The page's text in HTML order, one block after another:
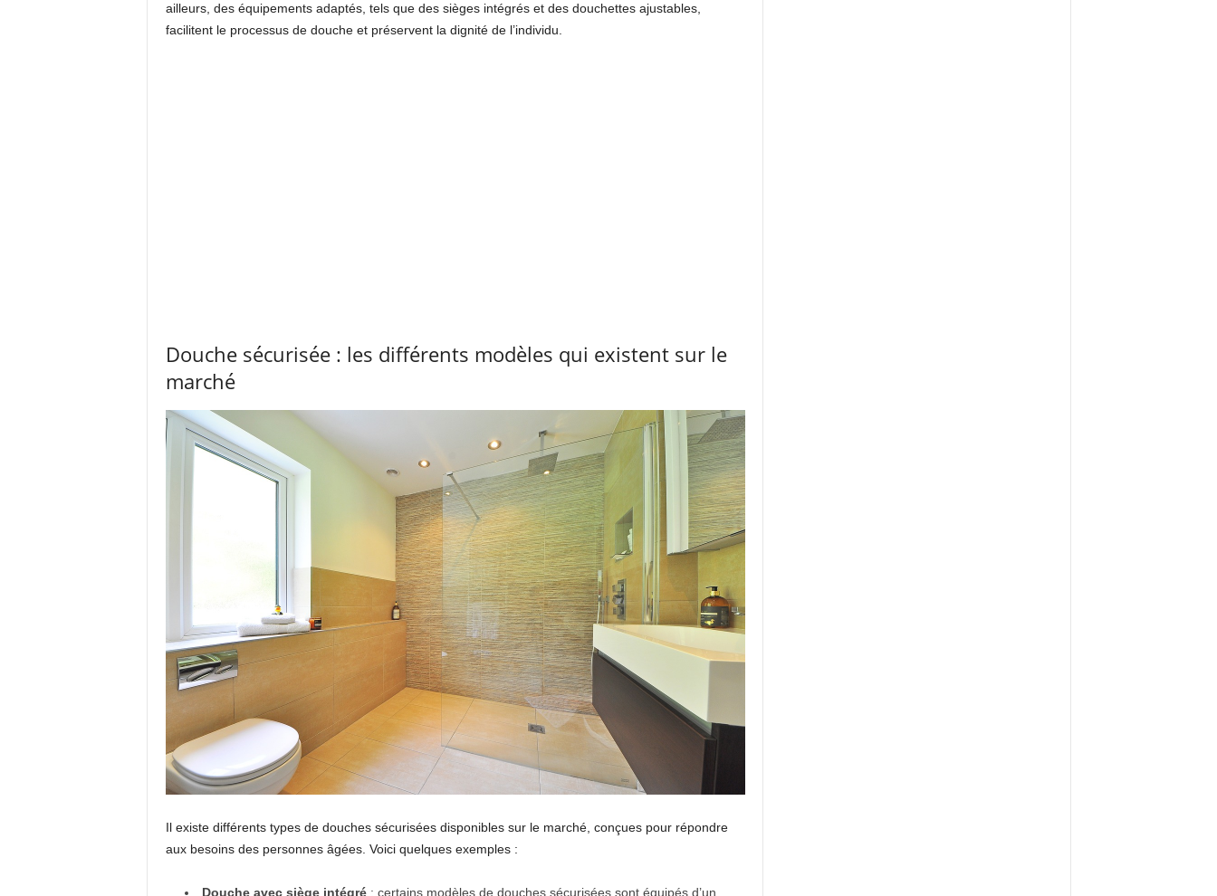
ailleurs, des équipements adaptés, tels que des sièges intégrés et des douchettes ajustables,
facilitent le processus de douche et préservent la dignité de l’individu.
Douche sécurisée : les différents modèles qui existent sur le
marché
Il existe différents types de douches sécurisées disponibles sur le marché, conçues pour répondre
aux besoins des personnes âgées. Voici quelques exemples :
Douche avec siège intégré : certains modèles de douches sécurisées sont équipés d’un